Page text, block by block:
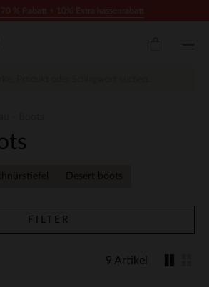
Desert boots
FILTER
9 Artikel